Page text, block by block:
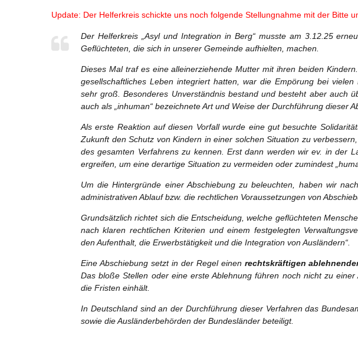
Update: Der Helferkreis schickte uns noch folgende Stellungnahme mit der Bitte
Der Helferkreis „Asyl und Integration in Berg“ musste am 3.12.25
Geflüchteten, die sich in unserer Gemeinde aufhielten, machen.
Dieses Mal traf es eine alleinerziehende Mutter mit ihren beiden
gesellschaftliches Leben integriert hatten, war die Empörung bei
sehr groß. Besonderes Unverständnis bestand und besteht aber auch
auch als „inhuman“ bezeichnete Art und Weise der Durchführung dieser
Als erste Reaktion auf diesen Vorfall wurde eine gut besuchte
Zukunft den Schutz von Kindern in einer solchen Situation zu
des gesamten Verfahrens zu kennen. Erst dann werden wir ev. in der
ergreifen, um eine derartige Situation zu vermeiden oder zumindest
Um die Hintergründe einer Abschiebung zu beleuchten, haben wir
administrativen Ablauf bzw. die rechtlichen Voraussetzungen von
Grundsätzlich richtet sich die Entscheidung, welche geflüchteten
nach klaren rechtlichen Kriterien und einem festgelegten
den Aufenthalt, die Erwerbstätigkeit und die Integration von Ausländern“.
Eine Abschiebung setzt in der Regel einen rechtskräftigen
Das bloße Stellen oder eine erste Ablehnung führen noch nicht zu
die Fristen einhält.
In Deutschland sind an der Durchführung dieser Verfahren das
sowie die Ausländerbehörden der Bundesländer beteiligt.